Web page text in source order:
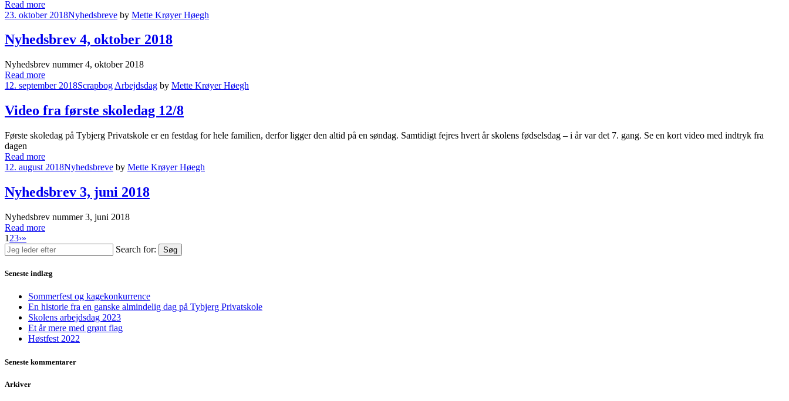
Read more
23. oktober 2018Nyhedsbreve by Mette Krøyer Høegh
Nyhedsbrev 4, oktober 2018
Nyhedsbrev nummer 4, oktober 2018
Read more
12. september 2018Scrapbog Arbejdsdag by Mette Krøyer Høegh
Video fra første skoledag 12/8
Første skoledag på Tybjerg Privatskole er en festdag for hele familien, derfor ligger den altid på en søndag. Samtidigt fejres hvert år skolens fødselsdag – i år var det 7. gang. Se en kort video med indtryk fra
dagen
Read more
12. august 2018Nyhedsbreve by Mette Krøyer Høegh
Nyhedsbrev 3, juni 2018
Nyhedsbrev nummer 3, juni 2018
Read more
1 23›»
Search for:
Søg
Seneste indlæg
Sommerfest og kagekonkurrence
En historie fra en ganske almindelig dag på Tybjerg Privatskole
Skolens arbejdsdag 2023
Et år mere med grønt flag
Høstfest 2022
Seneste kommentarer
Arkiver